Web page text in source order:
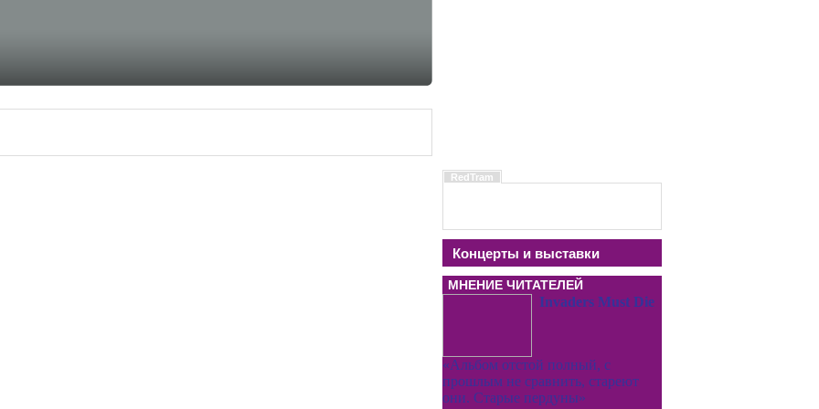
RedTram
Концерты и выставки
МНЕНИЕ ЧИТАТЕЛЕЙ
Invaders Must Die
«Альбом отстой полный, с
прошлым не сравнить, стареют
они. Старые пердуны»